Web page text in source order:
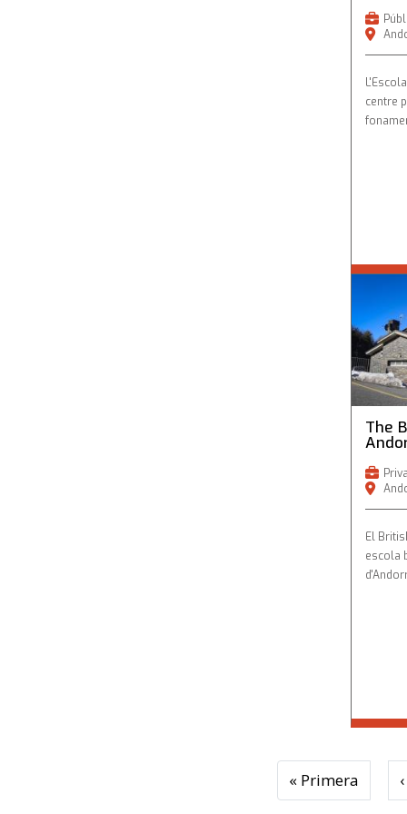
centre
The
El
escola
The
« PrimeraFirst